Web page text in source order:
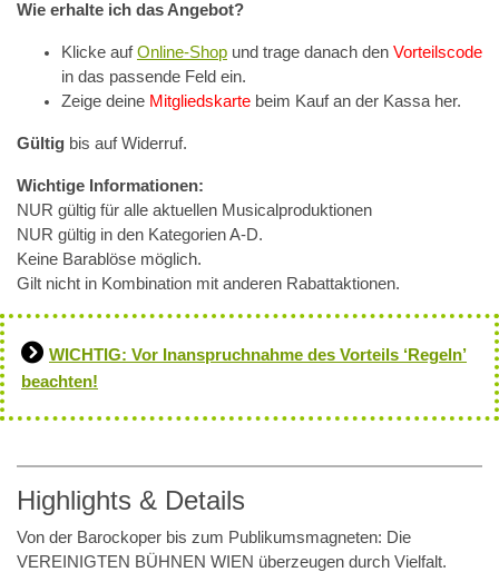
Wie erhalte ich das Angebot?
Klicke aufOnline-Shop und trage danach den Vorteilscode
in das passende Feld ein.
Zeige deine Mitgliedskarte beim Kauf an der Kassa her.
Gültig bis auf Widerruf.
Wichtige Informationen:
NUR gültig für alle aktuellen Musicalproduktionen
NUR gültig in den Kategorien A-D.
Keine Barablöse möglich.
Gilt nicht in Kombination mit anderen Rabattaktionen.
WICHTIG: Vor Inanspruchnahme des Vorteils ‘Regeln’
beachten!
Highlights & Details
Von der Barockoper bis zum Publikumsmagneten: Die
VEREINIGTEN BÜHNEN WIEN überzeugen durch Vielfalt.